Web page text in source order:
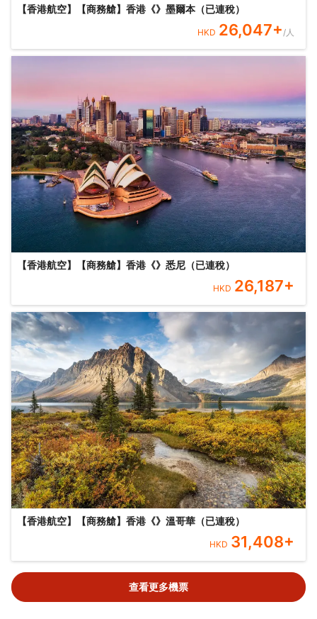
【香港航空】【商務艙】香港《》墨爾本（已連稅）
HKD 26,047+/人
【香港航空】【商務艙】香港《》悉尼（已連稅）
HKD 26,187+
【香港航空】【商務艙】香港《》溫哥華（已連稅）
HKD 31,408+
查看更多機票